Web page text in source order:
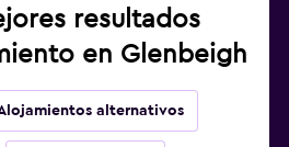
resultados
en Glenbeigh
alternativos